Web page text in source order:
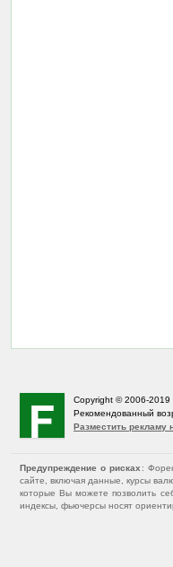
Copyright © 2006-2019
Рекомендованный
Разместить рекламу
Предупреждение о рисках :
сайте, включая данные, курсы
которые Вы можете позволить
индексы, фьючерсы носят